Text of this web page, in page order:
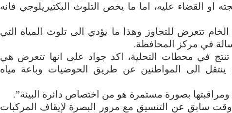
او القضاء عليه، اما ما يخص التلوث البكتيريلوجي فانه
تتعرض للتجاوز وهذا ما يؤدي الى تلوث المياه التي
في مركز المحافظة.
تنتج في محطات التحلية، اكد جواد على انها تتعرض هي
ينتقل الى المواطنين عن طريق الحوضيات وباعة مياه
ومراقبتها بصورة مستمرة هو من اختصاص دائرة البيئة”.
سابق عن التنسيق مع مرور البصرة لإيقاف المركبات